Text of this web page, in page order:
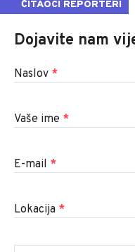
ČITAOCI REPORTERI
Dojavite nam
Naslov *
Vaše ime *
E-mail *
Lokacija *